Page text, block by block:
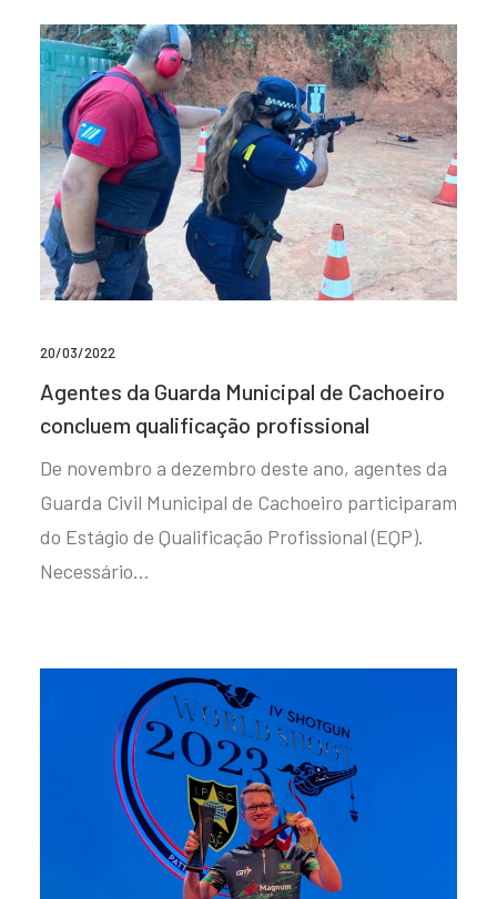
20/03/2022
Agentes da Guarda Municipal de Cachoeiro
concluem qualificação profissional
De novembro a dezembro deste ano, agentes da
Guarda Civil Municipal de Cachoeiro participaram
do Estágio de Qualificação Profissional (EQP).
Necessário…